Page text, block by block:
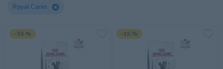
Royal Canin
-15 % -15 %